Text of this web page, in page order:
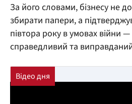
За його словами, бізнесу не
збирати папери, а
півтора року в умовах війни
справедливий та